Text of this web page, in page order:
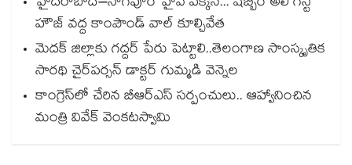
హౌజ్ వద్ద కాంపౌండ్ వాల్ కూల్చివేత
మెదక్ జిల్లాకు గద్దర్ పేరు పెట్టాలి..తెలంగాణ సాంస్కృతిక
సారథి చైర్‌‌పర్సన్ డాక్టర్ గుమ్మడి వెన్నెల
కాంగ్రెస్‌‌‌‌లో చేరిన బీఆర్ఎస్ సర్పంచులు.. ఆహ్వానించిన
మంత్రి వివేక్ వెంకటస్వామి